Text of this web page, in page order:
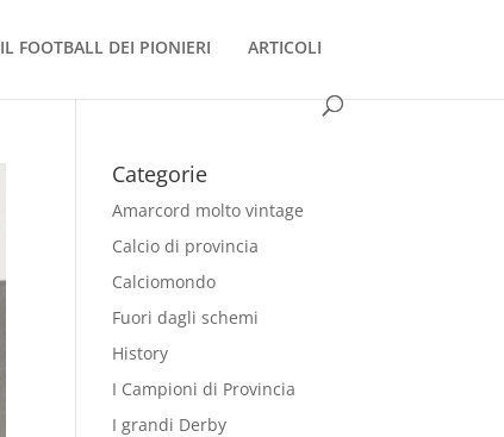
IL FOOTBALL DEI PIONIERI ARTICOLI
Categorie
Amarcord molto vintage
Calcio di provincia
Calciomondo
Fuori dagli schemi
History
I Campioni di Provincia
I grandi Derby